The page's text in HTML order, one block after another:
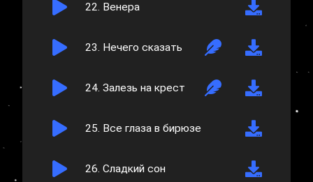
22. Венера
23. Нечего сказать
24. Залезь на крест
25. Все глаза в бирюзе
26. Сладкий сон